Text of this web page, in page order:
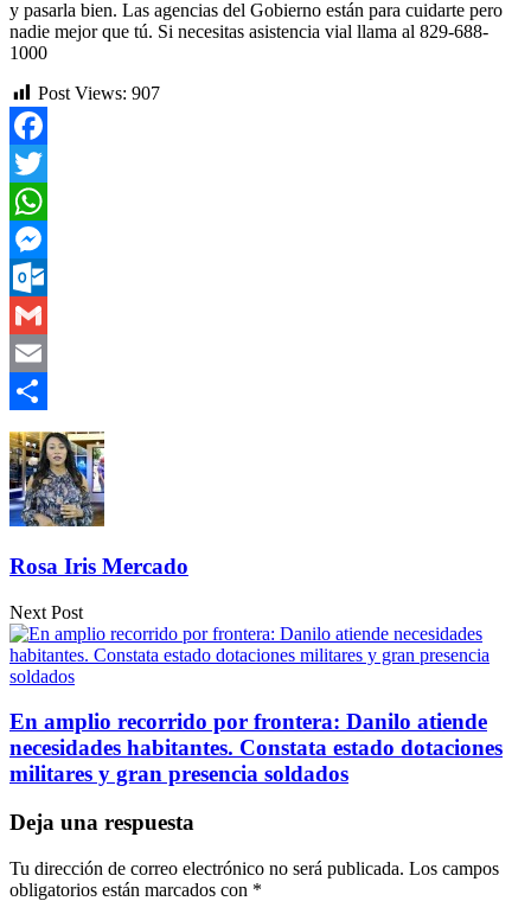
y pasarla bien. Las agencias del Gobierno están para cuidarte pero
nadie mejor que tú. Si necesitas asistencia vial llama al 829-688-
1000
Post Views: 907
Facebook
Twitter
WhatsApp
Messenger
Outlook.com
Gmail
Email
Compartir
Rosa Iris Mercado
Next Post
En amplio recorrido por frontera: Danilo atiende
necesidades habitantes. Constata estado dotaciones
militares y gran presencia soldados
Deja una respuesta
Tu dirección de correo electrónico no será publicada. Los campos
obligatorios están marcados con *